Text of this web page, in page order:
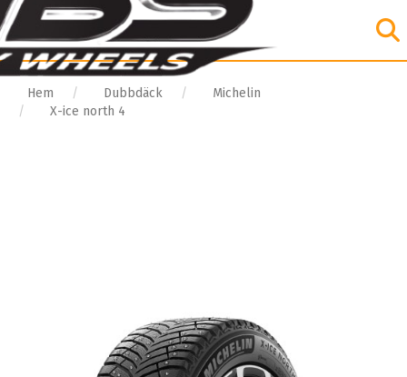
Hem Dubbdäck
Michelin
X-ice north 4